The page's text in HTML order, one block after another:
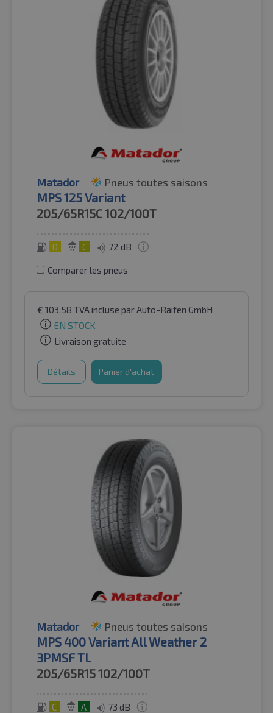
Matador Pneus toutes saisons
MPS 125 Variant
205/65R15C102/100T
D C 72 dB
Comparer les pneus
€ 103.58 TVA incluse par Auto-Raifen GmbH
EN STOCK
Livraison gratuite
Détails Panier d'achat
Matador Pneus toutes saisons
MPS 400 Variant All Weather 2
3PMSF TL
205/65R15102/100T
C A 73 dB